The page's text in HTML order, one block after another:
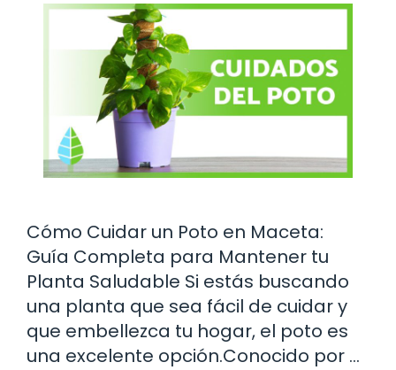
Cómo Cuidar un Poto en Maceta:
Guía Completa para Mantener tu
Planta Saludable Si estás buscando
una planta que sea fácil de cuidar y
que embellezca tu hogar, el poto es
una excelente opción.Conocido por …